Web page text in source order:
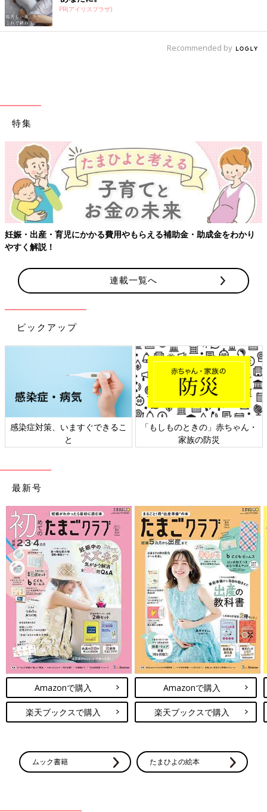
PR(アイリスプラザ)
Recommended by
特集
妊娠・出産・育児にかかる費用やもらえる補助金・助成金をわかり
やすく解説！
連載一覧へ
ピックアップ
感染症対策、いますぐできるこ
と
「もしものときの」赤ちゃん・
家族の防災
最新号
Amazonで購入
楽天ブックスで購入
Amazonで購入
楽天ブックスで購入
ムック書籍 たまひよの絵本